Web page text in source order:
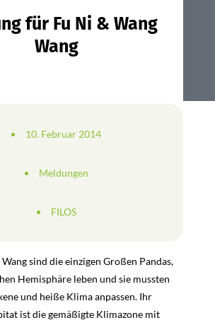
für Fu Ni & Wang
Wang
10. Februar 2014
Meldungen
FILOS
sind die einzigen Großen Pandas,
Hemisphäre leben und sie mussten
und heiße Klima anpassen. Ihr
ist die gemäßigte Klimazone mit